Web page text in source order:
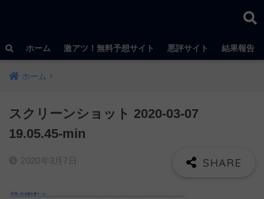
ホーム 激アツ！無料予想サイト 悪評サイト 結果報告
ホーム
スクリーンショット 2020-03-07
19.05.45-min
2020年3月7日